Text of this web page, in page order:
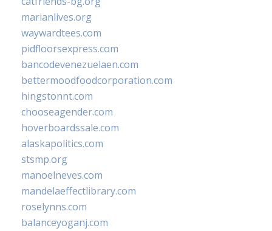
marianlives.org
waywardtees.com
pidfloorsexpress.com
bancodevenezuelaen.com
bettermoodfoodcorporation.com
hingstonnt.com
chooseagender.com
hoverboardssale.com
alaskapolitics.com
stsmp.org
manoelneves.com
mandelaeffectlibrary.com
roselynns.com
balanceyoganj.com